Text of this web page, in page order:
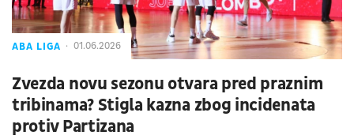
ABA LIGA 01.06.2026
Zvezda novu sezonu otvara pred praznim
tribinama? Stigla kazna zbog incidenata
protiv Partizana